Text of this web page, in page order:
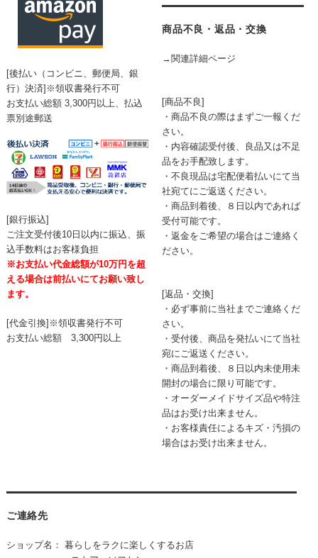
[後払い（コンビニ、郵便局、銀
行）決済]※領収書発行不可
お支払い総額 3,300円以上、払込
票別途郵送
[銀行振込]
ご注文受付後10日以内に振込、振
込手数料はお客様負担
※お支払い代金総額が10万円を超
える場合は前払いにてお願い致し
ます。
[代金引換]※領収書発行不可
お支払い総額 3,300円以上
商品不良・返品・交換
→関連詳細ページ
[商品不良]
・商品不良の際はまずご一報くだ
さい。
・内容確認受付後、良品又は不足
品をお手配致します。
・不良現品は宅配便着払いにて当
社宛てにご返送ください。
・商品到着後、８日以内であれば
受付可能です。
・返金をご希望の場合はご連絡く
ださい。
[返品・交換]
・必ず事前に当社までご連絡くだ
さい。
・受付後、商品を発払いにて当社
宛にご返送ください。
・商品到着後、８日以内未使用未
開封の場合に限り可能です。
・オーダーメイドサイズ品や特注
品はお受け出来ません。
・お客様責任によるキズ・汚損の
場合はお受け出来ません。
ご連絡先
ショップ名： 暮らしをラクに楽しくするお店